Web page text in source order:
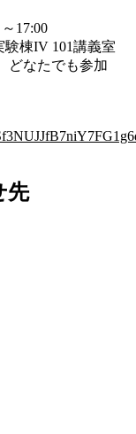
17:00
験棟IV 101講義室
どなたでも参加
先